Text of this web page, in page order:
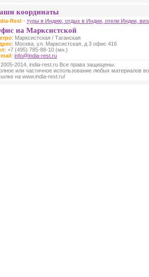
координаты
Rest - туры в Индию, отдых в Индии, отели Индии,
на Марксистской
: Марксистская / Таганская
: Москва, ул. Марксистская, д 3 офис 416
: +7 (495) 785-88-10 (мн.)
: info@india-rest.ru
2014, india-rest.ru Все права защищены.
или частичное использование любых материалов
на www.india-rest.ru!